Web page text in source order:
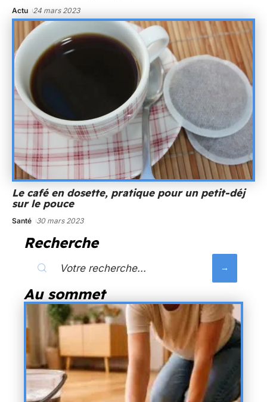
Actu 24 mars 2023
Le café en dosette, pratique pour un petit-déj
sur le pouce
Santé 30 mars 2023
Recherche
Au sommet